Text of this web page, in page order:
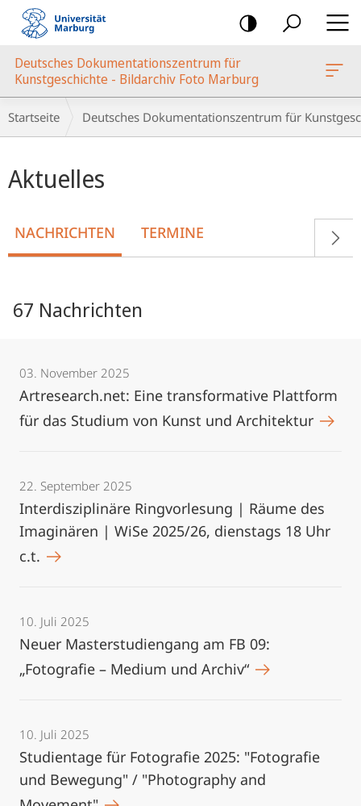
Mobile-
Navigation
Marburg
Deutsches Dokumentationszentrum für
Kunstgeschichte - Bildarchiv Foto Marburg
Breadcrumb-
Navigation
Startseite Deutsches Dokumentationszentrum für
Aktuelles
NACHRICHTEN TERMINE
67 Nachrichten
03. November 2025
Artresearch.net: Eine transformative Plattform
für das Studium von Kunst und Architektur
22. September 2025
Interdisziplinäre Ringvorlesung | Räume des
Imaginären | WiSe 2025/26, dienstags 18 Uhr
c.t.
10. Juli 2025
Neuer Masterstudiengang am FB 09:
„Fotografie – Medium und Archiv“
10. Juli 2025
Studientage für Fotografie 2025: "Fotografie
und Bewegung" / "Photography and